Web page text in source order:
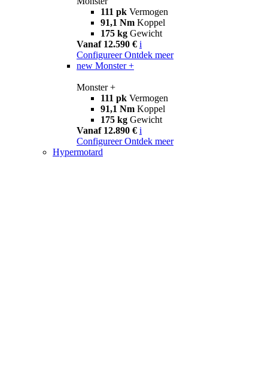
111 pk Vermogen
91,1 Nm Koppel
175 kg Gewicht
Vanaf 12.590 € i
Configureer Ontdek meer
new Monster +
Monster +
111 pk Vermogen
91,1 Nm Koppel
175 kg Gewicht
Vanaf 12.890 € i
Configureer Ontdek meer
Hypermotard